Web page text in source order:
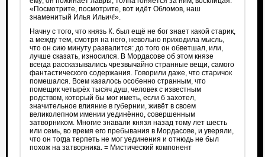
«Посмотрите, посмотрите, вот идёт Обломов, наш
знаменитый Илья Ильич!».
Начну с того, что князь К. был ещё не бог знает какой старик,
а между тем, смотря на него, невольно приходила мысль,
что он сию минуту развалится: до того он обветшал, или,
лучше сказать, износился. В Мордасове об этом князе
всегда рассказывались чрезвычайно странные вещи, самого
фантастического содержания. Говорили даже, что старичок
помешался. Всем казалось особенно странным, что
помещик четырёх тысяч душ, человек с известным
родством, который бы мог иметь, если б захотел,
значительное влияние в губернии, живёт в своем
великолепном имении уединённо, совершенным
затворником. Многие знавали князя назад тому лет шесть
или семь, во время его пребывания в Мордасове, и уверяли,
что он тогда терпеть не мог уединения и отнюдь не был
похож на затворника. = Мистический компонент